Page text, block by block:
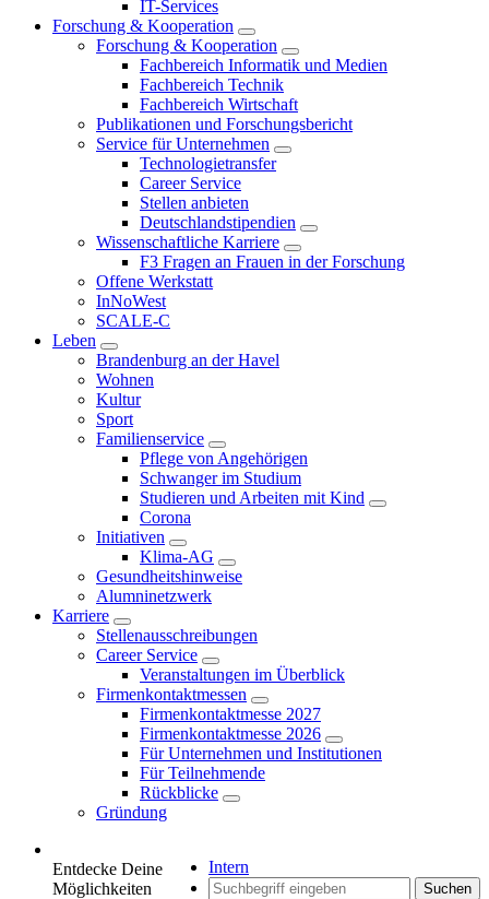
IT-Services
Forschung & Kooperation
Forschung & Kooperation
Fachbereich Informatik und Medien
Fachbereich Technik
Fachbereich Wirtschaft
Publikationen und Forschungsbericht
Service für Unternehmen
Technologietransfer
Career Service
Stellen anbieten
Deutschlandstipendien
Wissenschaftliche Karriere
F3 Fragen an Frauen in der Forschung
Offene Werkstatt
InNoWest
SCALE-C
Leben
Brandenburg an der Havel
Wohnen
Kultur
Sport
Familienservice
Pflege von Angehörigen
Schwanger im Studium
Studieren und Arbeiten mit Kind
Corona
Initiativen
Klima-AG
Gesundheitshinweise
Alumninetzwerk
Karriere
Stellenausschreibungen
Career Service
Veranstaltungen im Überblick
Firmenkontaktmessen
Firmenkontaktmesse 2027
Firmenkontaktmesse 2026
Für Unternehmen und Institutionen
Für Teilnehmende
Rückblicke
Gründung
Intern
Suchen
Entdecke Deine
Möglichkeiten